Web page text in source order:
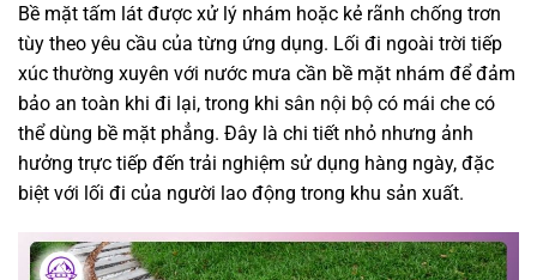
Bề mặt tấm lát được xử lý nhám hoặc kẻ rãnh chống trơn
tùy theo yêu cầu của từng ứng dụng. Lối đi ngoài trời tiếp
xúc thường xuyên với nước mưa cần bề mặt nhám để đảm
bảo an toàn khi đi lại, trong khi sân nội bộ có mái che có
thể dùng bề mặt phẳng. Đây là chi tiết nhỏ nhưng ảnh
hưởng trực tiếp đến trải nghiệm sử dụng hàng ngày, đặc
biệt với lối đi của người lao động trong khu sản xuất.